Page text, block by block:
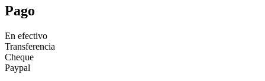
Pago
En efectivo
Transferencia
Cheque
Paypal